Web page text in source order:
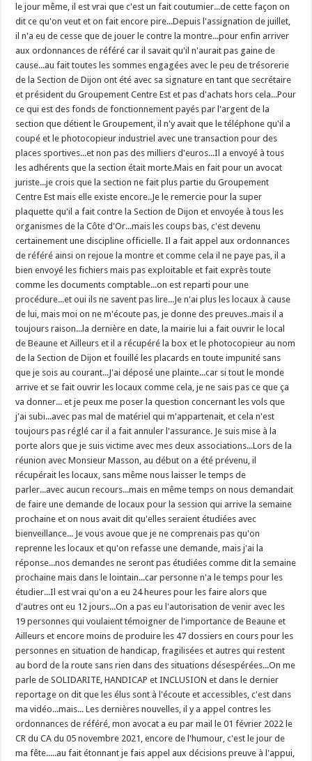
le jour même, il est vrai que c'est un fait coutumier...de cette façon on
dit ce qu'on veut et on fait encore pire...Depuis l'assignation de juillet,
il n'a eu de cesse que de jouer le contre la montre...pour enfin arriver
aux ordonnances de référé car il savait qu'il n'aurait pas gaine de
cause...au fait toutes les sommes engagées avec le peu de trésorerie
de la Section de Dijon ont été avec sa signature en tant que secrétaire
et président du Groupement Centre Est et pas d'achats hors cela...Pour
ce qui est des fonds de fonctionnement payés par l'argent de la
section que détient le Groupement, il n'y avait que le téléphone qu'il a
coupé et le photocopieur industriel avec une transaction pour des
places sportives...et non pas des milliers d'euros...Il a envoyé à tous
les adhérents que la section était morte.Mais en fait pour un avocat
juriste...je crois que la section ne fait plus partie du Groupement
Centre Est mais elle existe encore..Je le remercie pour la super
plaquette qu'il a fait contre la Section de Dijon et envoyée à tous les
organismes de la Côte d'Or...mais les coups bas, c'est devenu
certainement une discipline officielle. Il a fait appel aux ordonnances
de référé ainsi on rejoue la montre et comme cela il ne paye pas, il a
bien envoyé les fichiers mais pas exploitable et fait exprès toute
comme les documents comptable...on est reparti pour une
procédure...et oui ils ne savent pas lire...Je n'ai plus les locaux à cause
de lui, mais moi on ne m'écoute pas, je donne des preuves..mais il a
toujours raison...la dernière en date, la mairie lui a fait ouvrir le local
de Beaune et Ailleurs et il a récupéré la box et le photocopieur au nom
de la Section de Dijon et fouillé les placards en toute impunité sans
que je sois au courant...J'ai déposé une plainte...car si tout le monde
arrive et se fait ouvrir les locaux comme cela, je ne sais pas ce que ça
va donner... et je peux me poser la question concernant les vols que
j'ai subi...avec pas mal de matériel qui m'appartenait, et cela n'est
toujours pas réglé car il a fait annuler l'assurance. Je suis mise à la
porte alors que je suis victime avec mes deux associations...Lors de la
réunion avec Monsieur Masson, au début on a été prévenu, il
récupérait les locaux, sans même nous laisser le temps de
parler...avec aucun recours...mais en même temps on nous demandait
de faire une demande de locaux pour la session qui arrive la semaine
prochaine et on nous avait dit qu'elles seraient étudiées avec
bienveillance... Je vous avoue que je ne comprenais pas qu'on
reprenne les locaux et qu'on refasse une demande, mais j'ai la
réponse...nos demandes ne seront pas étudiées comme dit la semaine
prochaine mais dans le lointain...car personne n'a le temps pour les
étudier...Il est vrai qu'on a eu 24 heures pour les faire alors que
d'autres ont eu 12 jours...On a pas eu l'autorisation de venir avec les
19 personnes qui voulaient témoigner de l'importance de Beaune et
Ailleurs et encore moins de produire les 47 dossiers en cours pour les
personnes en situation de handicap, fragilisées et autres qui restent
au bord de la route sans rien dans des situations désespérées...On me
parle de SOLIDARITE, HANDICAP et INCLUSION et dans le dernier
reportage on dit que les élus sont à l'écoute et accessibles, c'est dans
ma vidéo...mais... Les dernières nouvelles, il y a appel contres les
ordonnances de référé, mon avocat a eu par mail le 01 février 2022 le
CR du CA du 05 novembre 2021, encore de l'humour, c'est le jour de
ma fête.....au fait étonnant je fais appel aux décisions preuve à l'appui,